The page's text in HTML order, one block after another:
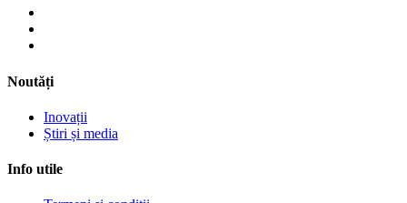
Noutăți
Inovații
Știri și media
Info utile